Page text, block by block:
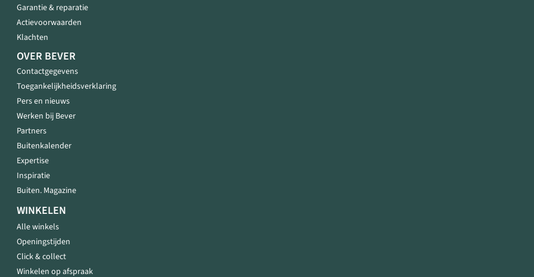
Garantie & reparatie
Actievoorwaarden
Klachten
OVER BEVER
Contactgegevens
Toegankelijkheidsverklaring
Pers en nieuws
Werken bij Bever
Partners
Buitenkalender
Expertise
Inspiratie
Buiten. Magazine
WINKELEN
Alle winkels
Openingstijden
Click & collect
Winkelen op afspraak